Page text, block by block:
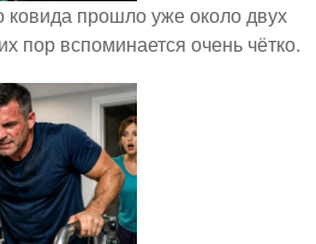
ковида прошло уже около двух
пор вспоминается очень чётко.